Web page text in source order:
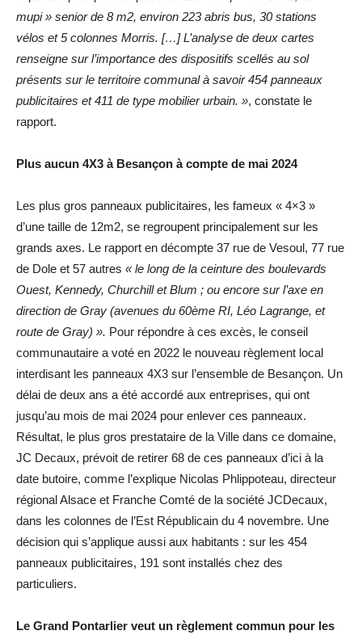
mupi » senior de 8 m2, environ 223 abris bus, 30 stations
vélos et 5 colonnes Morris. […] L’analyse de deux cartes
renseigne sur l’importance des dispositifs scellés au sol
présents sur le territoire communal à savoir 454 panneaux
publicitaires et 411 de type mobilier urbain. », constate le
rapport.
Plus aucun 4X3 à Besançon à compte de mai 2024
Les plus gros panneaux publicitaires, les fameux « 4×3 »
d’une taille de 12m2, se regroupent principalement sur les
grands axes. Le rapport en décompte 37 rue de Vesoul, 77 rue
de Dole et 57 autres « le long de la ceinture des boulevards
Ouest, Kennedy, Churchill et Blum ; ou encore sur l’axe en
direction de Gray (avenues du 60ème RI, Léo Lagrange, et
route de Gray) ». Pour répondre à ces excès, le conseil
communautaire a voté en 2022 le nouveau règlement local
interdisant les panneaux 4X3 sur l’ensemble de Besançon. Un
délai de deux ans a été accordé aux entreprises, qui ont
jusqu’au mois de mai 2024 pour enlever ces panneaux.
Résultat, le plus gros prestataire de la Ville dans ce domaine,
JC Decaux, prévoit de retirer 68 de ces panneaux d’ici à la
date butoire, comme l’explique Nicolas Phlippoteau, directeur
régional Alsace et Franche Comté de la société JCDecaux,
dans les colonnes de l’Est Républicain du 4 novembre. Une
décision qui s’applique aussi aux habitants : sur les 454
panneaux publicitaires, 191 sont installés chez des
particuliers.
Le Grand Pontarlier veut un règlement commun pour les